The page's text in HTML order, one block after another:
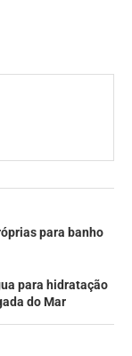
para banho
para hidratação
do Mar